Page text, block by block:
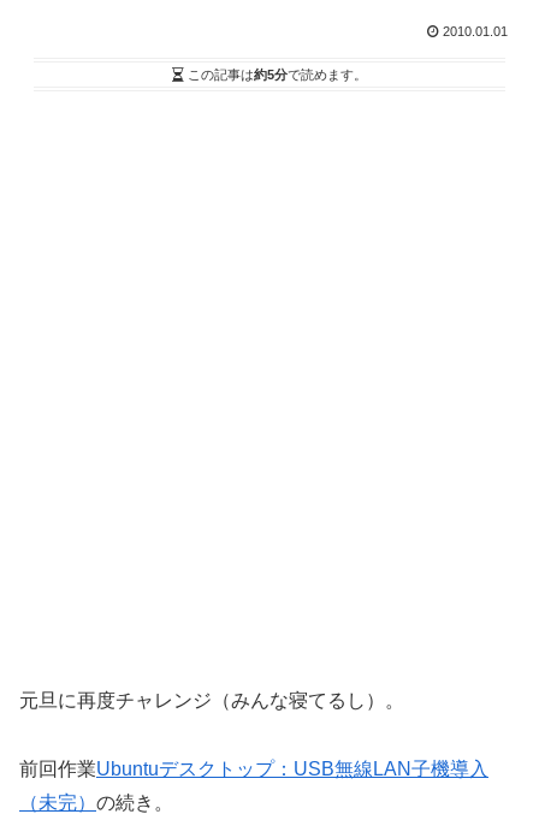
2010.01.01
この記事は約5分で読めます。
元旦に再度チャレンジ（みんな寝てるし）。
前回作業Ubuntuデスクトップ：USB無線LAN子機導入
（未完） の続き。